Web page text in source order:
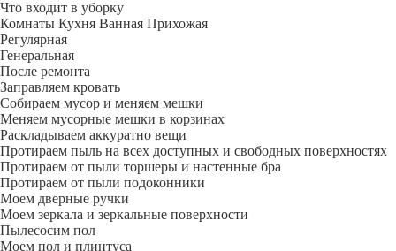
Что входит в уборку
Регу­лярная
Гене­ральная
После ремонта
Заправляем кровать
Собираем мусор и меняем мешки
Меняем мусорные мешки в корзинах
Раскладываем аккуратно вещи
Протираем пыль на всех доступных и свободных поверхностях
Протираем от пыли торшеры и настенные бра
Протираем от пыли подоконники
Моем дверные ручки
Моем зеркала и зеркальные поверхности
Пылесосим пол
Моем пол и плинтуса